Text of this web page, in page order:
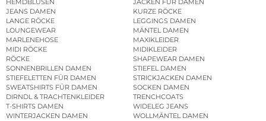
HEMDBLUSEN
JACKEN FÜR DAMEN
JEANS DAMEN
KURZE RÖCKE
LANGE RÖCKE
LEGGINGS DAMEN
LOUNGEWEAR
MÄNTEL DAMEN
MARLENEHOSE
MAXIKLEIDER
MIDI RÖCKE
MIDIKLEIDER
RÖCKE
SHAPEWEAR DAMEN
SONNENBRILLEN DAMEN
STIEFEL DAMEN
STIEFELETTEN FÜR DAMEN
STRICKJACKEN DAMEN
SWEATSHIRTS FÜR DAMEN
SOCKEN DAMEN
DIRNDL & TRACHTENKLEIDER
TRENCHCOATS
T-SHIRTS DAMEN
WIDELEG JEANS
WINTERJACKEN DAMEN
WOLLMÄNTEL DAMEN